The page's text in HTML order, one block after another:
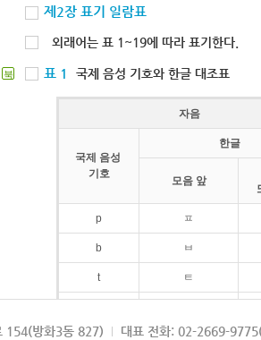
제2장 표기 일람표
외래어는 표 1~19에 따라 표기한다.
북 표 1 국제 음성 기호와 한글 대조표
자음
국제 음성
기호
한글
모음 앞
p ㅍ
b ㅂ
t ㅌ
k ㅋ
154(방화3동 827) 대표 전화: 02-2669-